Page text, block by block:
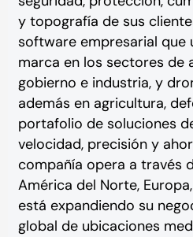
y topografía de sus
software empresarial que
marca en los sectores de
gobierno e industria, y
además en agricultura,
portafolio de soluciones
velocidad, precisión y
compañía opera a través
América del Norte,
está expandiendo su
global de ubicaciones